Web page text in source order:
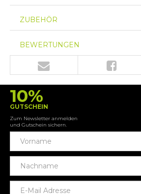
ZUBEHÖR
BEWERTUNGEN
10%
GUTSCHEIN
Zum Newsletter anmelden
und Gutschein sichern.